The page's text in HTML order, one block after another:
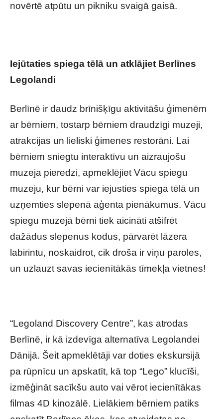
novērtē atpūtu un pikniku svaigā gaisā.
Iejūtaties spiega tēlā un atklājiet Berlīnes
Legolandi
Berlīnē ir daudz brīnišķīgu aktivitāšu ģimenēm
ar bērniem, tostarp bērniem draudzīgi muzeji,
atrakcijas un lieliski ģimenes restorāni. Lai
bērniem sniegtu interaktīvu un aizraujošu
muzeja pieredzi, apmeklējiet Vācu spiegu
muzeju, kur bērni var iejusties spiega tēlā un
uzņemties slepenā aģenta pienākumus. Vācu
spiegu muzejā bērni tiek aicināti atšifrēt
dažādus slepenus kodus, pārvarēt lāzera
labirintu, noskaidrot, cik droša ir viņu paroles,
un uzlauzt savas iecienītākās tīmekļa vietnes!
“Legoland Discovery Centre”, kas atrodas
Berlīnē, ir kā izdevīga alternatīva Legolandei
Dānijā. Šeit apmeklētāji var doties ekskursijā
pa rūpnīcu un apskatīt, kā top “Lego” klucīši,
izmēģināt sacīkšu auto vai vērot iecienītākas
filmas 4D kinozālē. Lielākiem bērniem patiks